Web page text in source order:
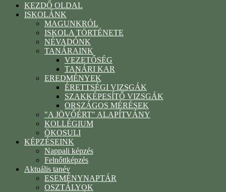
KEZDŐ OLDAL
ISKOLÁNK
MAGUNKRÓL
ISKOLA TÖRTÉNETE
NÉVADÓNK
TANÁRAINK
VEZETŐSÉG
TANÁRI KAR
EREDMÉNYEK
ÉRETTSÉGI VIZSGÁK
SZAKKÉPESÍTŐ VIZSGÁK
ORSZÁGOS MÉRÉSEK
"A JÖVŐÉRT" ALAPÍTVÁNY
KOLLÉGIUM
ÖKOSULI
KÉPZÉSEINK
Nappali képzés
Felnőttképzés
Aktuális tanév
ESEMÉNYNAPTÁR
OSZTÁLYOK